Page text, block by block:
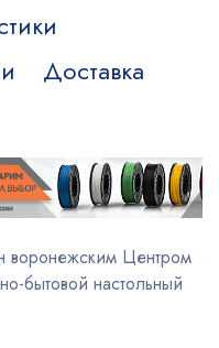
Доставка
воронежским Центром
бытовой настольный